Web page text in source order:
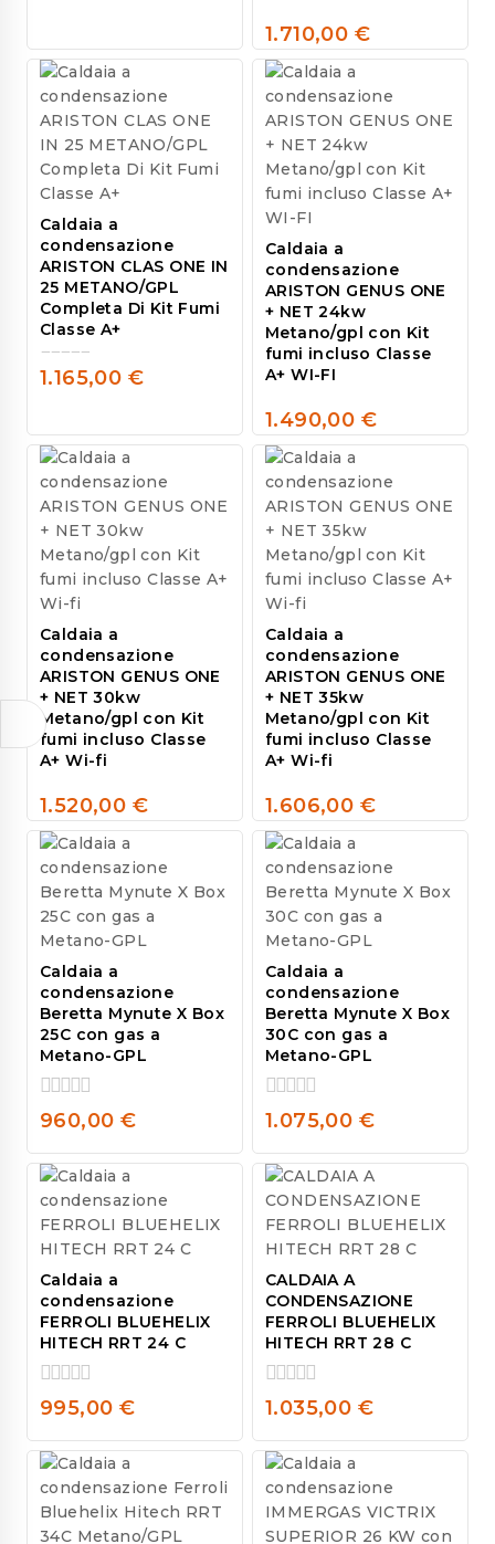
0
out
of
5
1.710,00 €
Caldaia a
condensazione
ARISTON CLAS ONE IN
25 METANO/GPL
Completa Di Kit Fumi
Classe A+
0
of
5
1.165,00 €
Caldaia a
condensazione
ARISTON GENUS ONE
+ NET 24kw
Metano/gpl con Kit
fumi incluso Classe
A+ WI-FI
0
out
of
5
1.490,00 €
Caldaia a
condensazione
ARISTON GENUS ONE
+ NET 30kw
Metano/gpl con Kit
fumi incluso Classe
A+ Wi-fi
0
out
of
5
1.520,00 €
Caldaia a
condensazione
ARISTON GENUS ONE
+ NET 35kw
Metano/gpl con Kit
fumi incluso Classe
A+ Wi-fi
0
out
of
5
1.606,00 €
Caldaia a
condensazione
Beretta Mynute X Box
25C con gas a
Metano-GPL
0
of
5
960,00 €
Caldaia a
condensazione
Beretta Mynute X Box
30C con gas a
Metano-GPL
0
of
5
1.075,00 €
Caldaia a
condensazione
FERROLI BLUEHELIX
HITECH RRT 24 C
0
of
5
995,00 €
CALDAIA A
CONDENSAZIONE
FERROLI BLUEHELIX
HITECH RRT 28 C
0
of
5
1.035,00 €